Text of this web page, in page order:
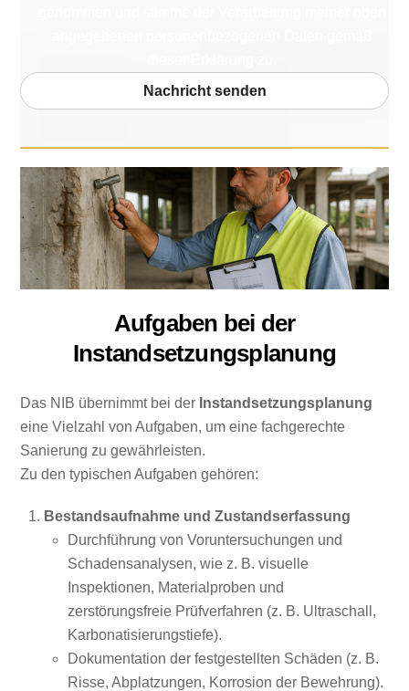
Aufgaben bei der
Instandsetzungsplanung
Das NIB übernimmt bei der Instandsetzungsplanung
eine Vielzahl von Aufgaben, um eine fachgerechte
Sanierung zu gewährleisten.
Zu den typischen Aufgaben gehören:
Bestandsaufnahme und Zustandserfassung
Durchführung von Voruntersuchungen und
Schadensanalysen, wie z. B. visuelle
Inspektionen, Materialproben und
zerstörungsfreie Prüfverfahren (z. B. Ultraschall,
Karbonatisierungstiefe).
Dokumentation der festgestellten Schäden (z. B.
Risse, Abplatzungen, Korrosion der Bewehrung).